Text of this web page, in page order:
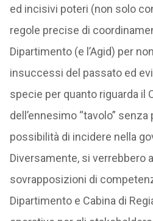
ed incisivi poteri (non solo
regole precise di
Dipartimento (e l’Agid) per
insuccessi del passato ed
specie per quanto riguarda il
dell’ennesimo “tavolo”
possibilità di incidere nella
Diversamente, si verrebbero
sovrapposizioni di
Dipartimento e Cabina di